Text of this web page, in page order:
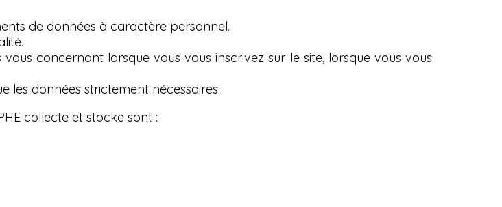
de données à caractère personnel.
vous concernant lorsque vous vous inscrivez sur le site, lorsque vous vous
les données strictement nécessaires.
collecte et stocke sont :